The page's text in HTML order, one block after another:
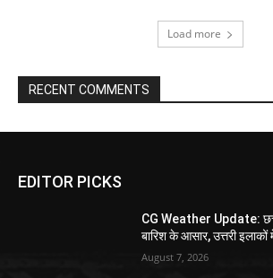
Load more
RECENT COMMENTS
EDITOR PICKS
CG Weather Update:
बारिश के आसार, उत्तरी इलाकों
August 7, 2026